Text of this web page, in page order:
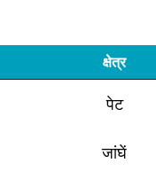
क्षेत्र
पेट
जांघें